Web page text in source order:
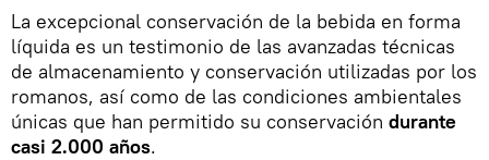
La excepcional conservación de la bebida en forma
líquida es un testimonio de las avanzadas técnicas
de almacenamiento y conservación utilizadas por los
romanos, así como de las condiciones ambientales
únicas que han permitido su conservación durante
casi 2.000 años.